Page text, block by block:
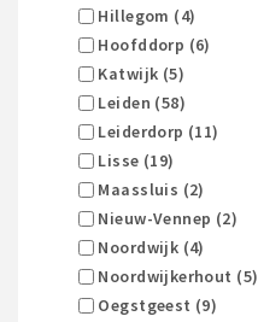
Hillegom (4)
Hoofddorp (6)
Katwijk (5)
Leiden (58)
Leiderdorp (11)
Lisse (19)
Maassluis (2)
Nieuw-Vennep (2)
Noordwijk (4)
Noordwijkerhout (5)
Oegstgeest (9)